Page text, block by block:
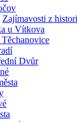
Zajímavosti z
u Vítkova
Dvůr